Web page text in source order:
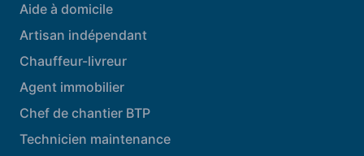
Aide à domicile
Artisan indépendant
Chauffeur-livreur
Agent immobilier
Chef de chantier BTP
Technicien maintenance